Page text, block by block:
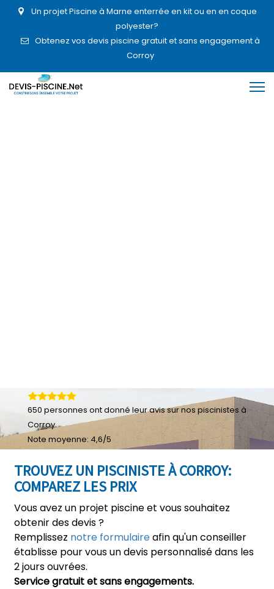
Un projet Piscine à Marne enterrée en kit ou en en coque
polyester?
Obtenez vos devis piscine gratuit et sans engagement à
Corroy
TROUVEZ UN PISCINISTE À CORROY:
COMPAREZ LES PRIX
Vous avez un projet piscine et vous souhaitez
obtenir des devis ?
Remplissez notre formulaireafin qu'un conseiller
établisse pour vous un devis personnalisé dans les
2 jours ouvrées.
Service gratuit et sans engagements.
650 personnes ont donné leuravis sur nos piscinistes à
Corroy
Note moyenne: 4,6/5